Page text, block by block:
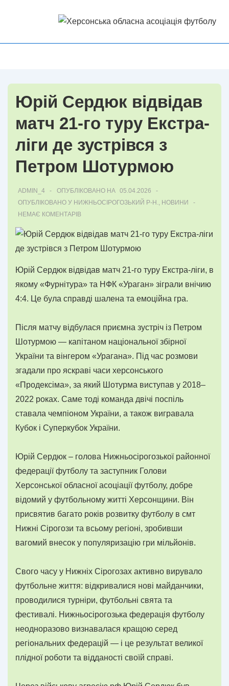
Юрій Сердюк відвідав
матч 21-го туру Екстра-
ліги де зустрівся з
Петром Шотурмою
ADMIN_4 ОПУБЛІКОВАНО НА 05.04.2026
ОПУБЛІКОВАНО У НИЖНЬОСІРОГОЗЬКИЙ Р-Н., НОВИНИ
НЕМАЄ КОМЕНТАРІВ
Юрій Сердюк відвідав матч 21-го туру Екстра-ліги, в
якому «Фурнітура» та НФК «Ураган» зіграли внічию
4:4. Це була справді шалена та емоційна гра.
Після матчу відбулася приємна зустріч із Петром
Шотурмою — капітаном національної збірної
України та вінгером «Урагана». Під час розмови
згадали про яскраві часи херсонського
«Продексіма», за який Шотурма виступав у 2018–
2022 роках. Саме тоді команда двічі поспіль
ставала чемпіоном України, а також вигравала
Кубок і Суперкубок України.
Юрій Сердюк – голова Нижньосірогозької районної
федерації футболу та заступник Голови
Херсонської обласної асоціації футболу, добре
відомий у футбольному житті Херсонщини. Він
присвятив багато років розвитку футболу в смт
Нижні Сірогози та всьому регіоні, зробивши
вагомий внесок у популяризацію гри мільйонів.
Свого часу у Нижніх Сірогозах активно вирувало
футбольне життя: відкривалися нові майданчики,
проводилися турніри, футбольні свята та
фестивалі. Нижньосірогозька федерація футболу
неодноразово визнавалася кращою серед
регіональних федерацій — і це результат великої
плідної роботи та відданості своїй справі.